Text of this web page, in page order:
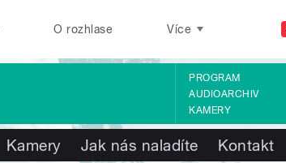
O rozhlase Více
PROGRAM
AUDIOARCHIV
KAMERY
Kamery Jak nás naladíte Kontakt